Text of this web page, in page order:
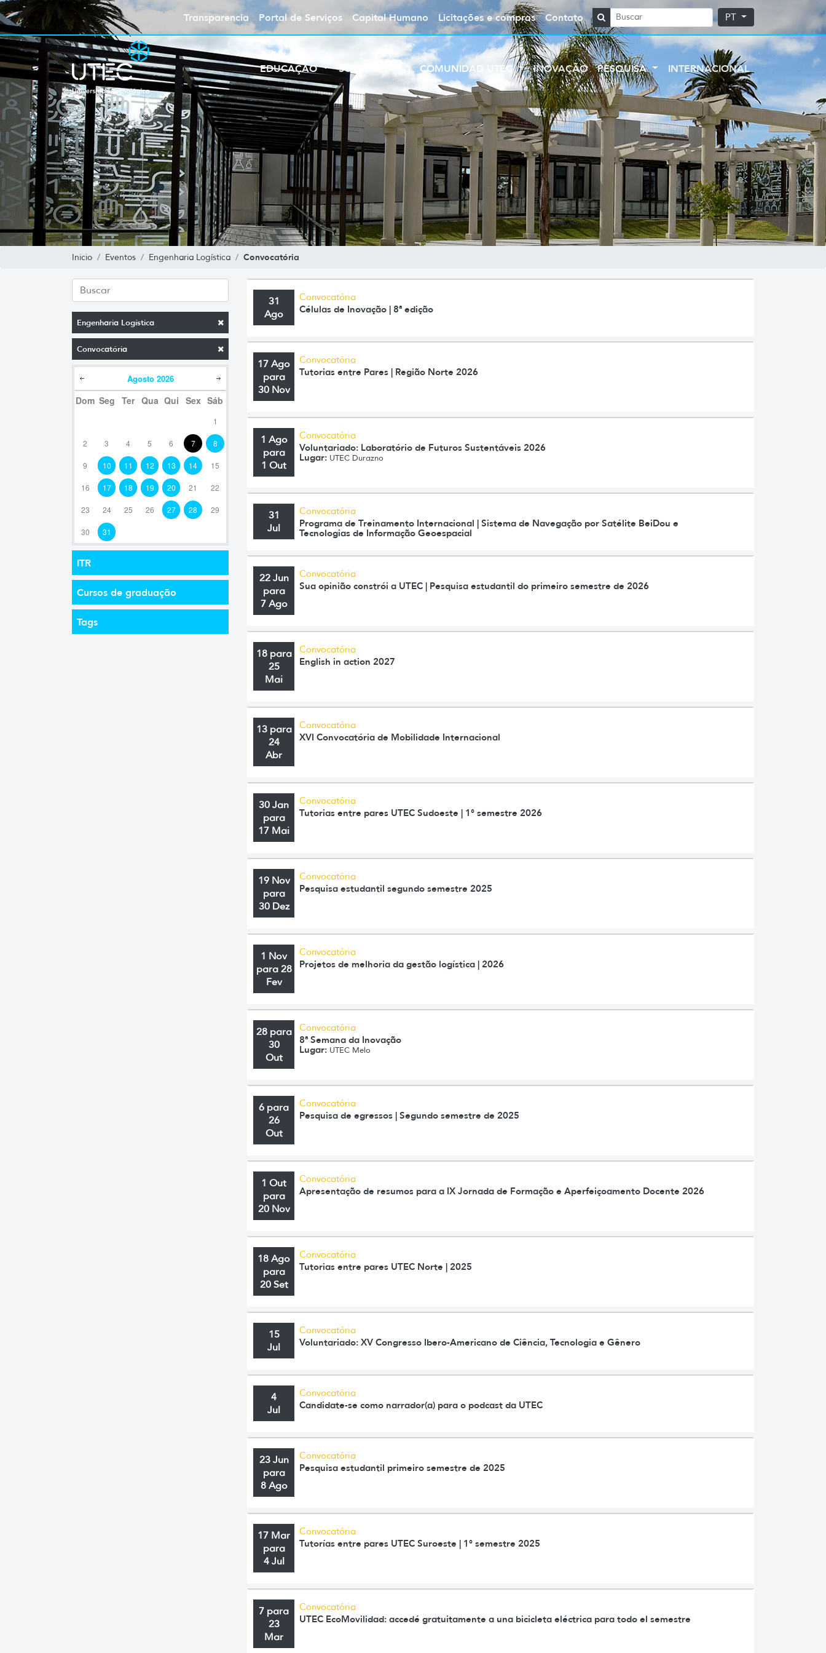
Transparencia Portal de Serviços Capital Humano Licitações e compras Contato PT
EDUCAÇÃO SOBRE A UTEC COMUNIDAD UTEC INOVAÇÃO PESQUISA INTERNACIONAL
Inicio Eventos Engenharia Logística Convocatória
Engenharia Logística
Convocatória
Agosto 2026
Dom Seg Ter Qua Qui Sex Sáb
1
2 3 4 5 6 7 8
9 10 11 12 13 14 15
16 17 18 19 20 21 22
23 24 25 26 27 28 29
30 31
ITR
Cursos de graduação
Tags
31
Ago
Convocatória
Células de Inovação | 8ª edição
17 Ago
para
30 Nov
Convocatória
Tutorias entre Pares | Região Norte 2026
1 Ago
para
1 Out
Convocatória
Voluntariado: Laboratório de Futuros Sustentáveis 2026
Lugar: UTEC Durazno
31
Jul
Convocatória
Programa de Treinamento Internacional | Sistema de Navegação por Satélite BeiDou e
Tecnologias de Informação Geoespacial
22 Jun
para
7 Ago
Convocatória
Sua opinião constrói a UTEC | Pesquisa estudantil do primeiro semestre de 2026
18 para
25
Mai
Convocatória
English in action 2027
13 para
24
Abr
Convocatória
XVI Convocatória de Mobilidade Internacional
30 Jan
para
17 Mai
Convocatória
Tutorias entre pares UTEC Sudoeste | 1° semestre 2026
19 Nov
para
30 Dez
Convocatória
Pesquisa estudantil segundo semestre 2025
1 Nov
para 28
Fev
Convocatória
Projetos de melhoria da gestão logística | 2026
28 para
30
Out
Convocatória
8ª Semana da Inovação
Lugar: UTEC Melo
6 para
26
Out
Convocatória
Pesquisa de egressos | Segundo semestre de 2025
1 Out
para
20 Nov
Convocatória
Apresentação de resumos para a IX Jornada de Formação e Aperfeiçoamento Docente 2026
18 Ago
para
20 Set
Convocatória
Tutorias entre pares UTEC Norte | 2025
15
Jul
Convocatória
Voluntariado: XV Congresso Ibero-Americano de Ciência, Tecnologia e Gênero
4
Jul
Convocatória
Candidate-se como narrador(a) para o podcast da UTEC
23 Jun
para
8 Ago
Convocatória
Pesquisa estudantil primeiro semestre de 2025
17 Mar
para
4 Jul
Convocatória
Tutorías entre pares UTEC Suroeste | 1° semestre 2025
7 para
23
Mar
Convocatória
UTEC EcoMovilidad: accedé gratuitamente a una bicicleta eléctrica para todo el semestre